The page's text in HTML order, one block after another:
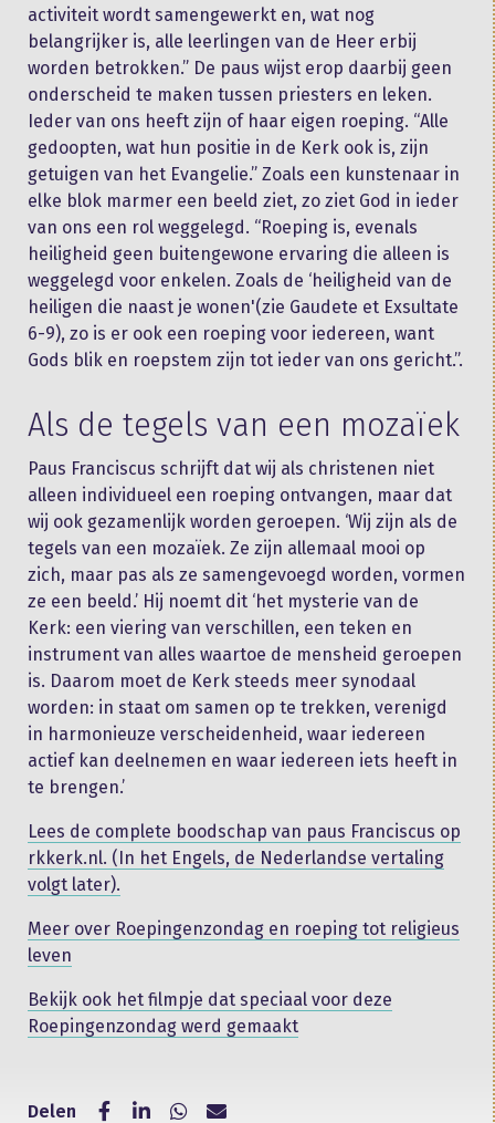
activiteit wordt samengewerkt en, wat nog
belangrijker is, alle leerlingen van de Heer erbij
worden betrokken.” De paus wijst erop daarbij geen
onderscheid te maken tussen priesters en leken.
Ieder van ons heeft zijn of haar eigen roeping. “Alle
gedoopten, wat hun positie in de Kerk ook is, zijn
getuigen van het Evangelie.” Zoals een kunstenaar in
elke blok marmer een beeld ziet, zo ziet God in ieder
van ons een rol weggelegd. “Roeping is, evenals
heiligheid geen buitengewone ervaring die alleen is
weggelegd voor enkelen. Zoals de ‘heiligheid van de
heiligen die naast je wonen'(zie Gaudete et Exsultate
6-9), zo is er ook een roeping voor iedereen, want
Gods blik en roepstem zijn tot ieder van ons gericht.”.
Als de tegels van een mozaïek
Paus Franciscus schrijft dat wij als christenen niet
alleen individueel een roeping ontvangen, maar dat
wij ook gezamenlijk worden geroepen. ‘Wij zijn als de
tegels van een mozaïek. Ze zijn allemaal mooi op
zich, maar pas als ze samengevoegd worden, vormen
ze een beeld.’ Hij noemt dit ‘het mysterie van de
Kerk: een viering van verschillen, een teken en
instrument van alles waartoe de mensheid geroepen
is. Daarom moet de Kerk steeds meer synodaal
worden: in staat om samen op te trekken, verenigd
in harmonieuze verscheidenheid, waar iedereen
actief kan deelnemen en waar iedereen iets heeft in
te brengen.’
Lees de complete boodschap van paus Franciscus op
rkkerk.nl. (In het Engels, de Nederlandse vertaling
volgt later).
Meer over Roepingenzondag en roeping tot religieus
leven
Bekijk ook het filmpje dat speciaal voor deze
Roepingenzondag werd gemaakt
Delen